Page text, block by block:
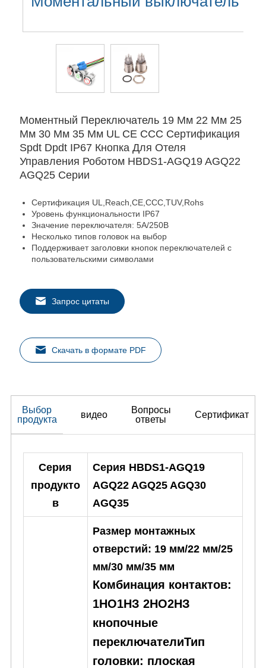
Моментный Переключатель 19 Мм 22 Мм 25
Мм 30 Мм 35 Мм UL CE CCC Сертификация
Spdt Dpdt IP67 Кнопка Для Отеля
Управления Роботом HBDS1-AGQ19 AGQ22
AGQ25 Серии
Сертификация UL,Reach,CE,CCC,TUV,Rohs
Уровень функциональности IP67
Значение переключателя: 5А/250В
Несколько типов головок на выбор
Поддерживает заголовки кнопок переключателей с
пользовательскими символами
Запрос цитаты
Скачать в формате PDF
Выбор
продукта
видео
Вопросы
ответы
Сертификат
Серия
продукто
в
Серия HBDS1-AGQ19
AGQ22 AGQ25 AGQ30
AGQ35
Размер монтажных
отверстий: 19 мм/22 мм/25
мм/30 мм/35 мм
Комбинация контактов:
1НО1НЗ 2НО2НЗ
кнопочные
переключателиТип
головки: плоская